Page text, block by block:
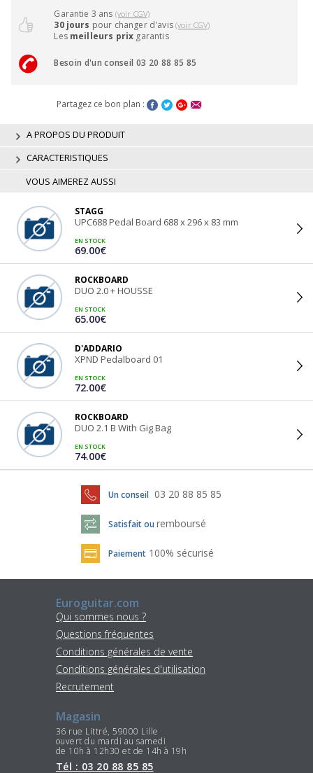
Garantie 3 ans (voir CGV)
30 jours pour changer d'avis(voir CGV)
Les meilleurs prix garantis
Besoin d'un conseil 03 20 88 85 85
Partagez ce bon plan :
A PROPOS DU PRODUIT
CARACTERISTIQUES
VOUS AIMEREZ AUSSI
STAGG
UPC688 Pedal Board 688 x 296 x 83 mm
EN STOCK
69.00€
ROCKBOARD
DUO 2.0 + HOUSSE
EN STOCK
65.00€
D'ADDARIO
XPND Pedalboard 01
EN STOCK
72.00€
ROCKBOARD
DUO 2.1 B With Gig Bag
EN STOCK
74.00€
Un conseil 03 20 88 85 85
Satisfait ou remboursé
Paiement 100% sécurisé
Euroguitar.com
Qui sommes nous ?
Questions fréquentes
Conditions générales de vente
Conditions générales d'utilisation
Recrutement
Magasin
36 rue Littré, 59000 Lille
ouvert du mardi au samedi
de 10h à 12h30 et de 14h à 19h
Tél : 03 20 88 85 85